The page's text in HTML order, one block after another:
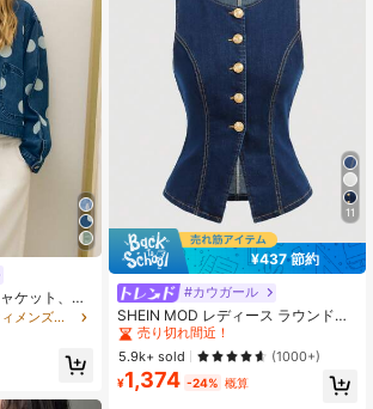
ケット、フ
オフィスウ
ル、日常ス
特大 ウィメンズデニムジャケット&コート
11
¥437 節約
#カウガール
SHEIN MOD レディース ラウンドネ
ック シングルブレスト カジュアル
ノースリーブデニムトップ
#1 ベストセラー
売り切れ間近！
#1 ベストセラー
売り切れ間近！
#1 ベストセラー
売り切れ間近！
#1 ベストセラー
5.9k+ sold (1000+)
¥1,374 -24% 概算